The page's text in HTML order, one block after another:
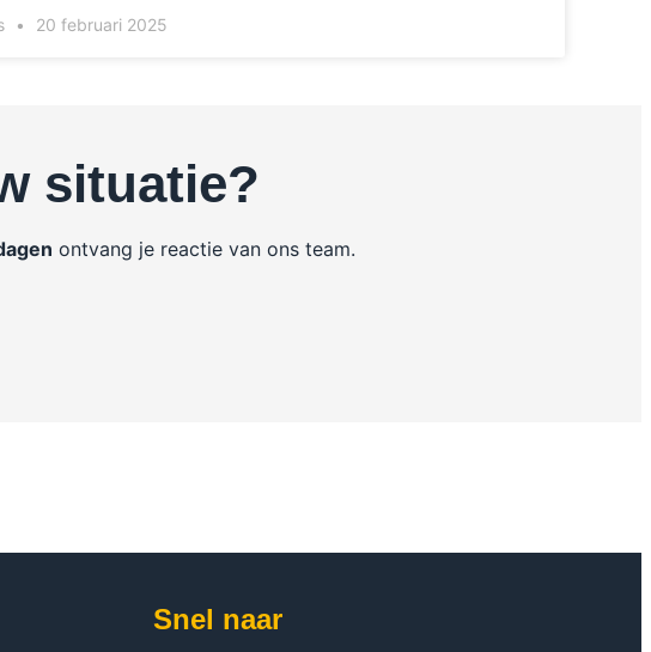
20 februari 2025
situatie?
ontvang je reactie van ons team.
Snel naar